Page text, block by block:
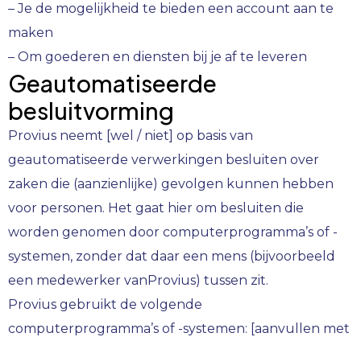
– Je de mogelijkheid te bieden een account aan te
maken
– Om goederen en diensten bij je af te leveren
Geautomatiseerde
besluitvorming
Provius neemt [wel / niet] op basis van
geautomatiseerde verwerkingen besluiten over
zaken die (aanzienlijke) gevolgen kunnen hebben
voor personen. Het gaat hier om besluiten die
worden genomen door computerprogramma’s of -
systemen, zonder dat daar een mens (bijvoorbeeld
een medewerker vanProvius) tussen zit.
Provius gebruikt de volgende
computerprogramma’s of -systemen: [aanvullen met